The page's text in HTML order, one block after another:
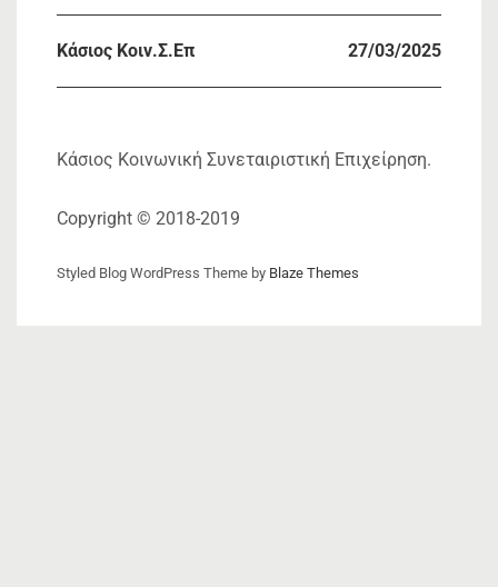
Κάσιος Κοιν.Σ.Επ 27/03/2025
Κάσιος Κοινωνική Συνεταιριστική Επιχείρηση.
Copyright © 2018-2019
Styled Blog WordPress Theme by Blaze Themes